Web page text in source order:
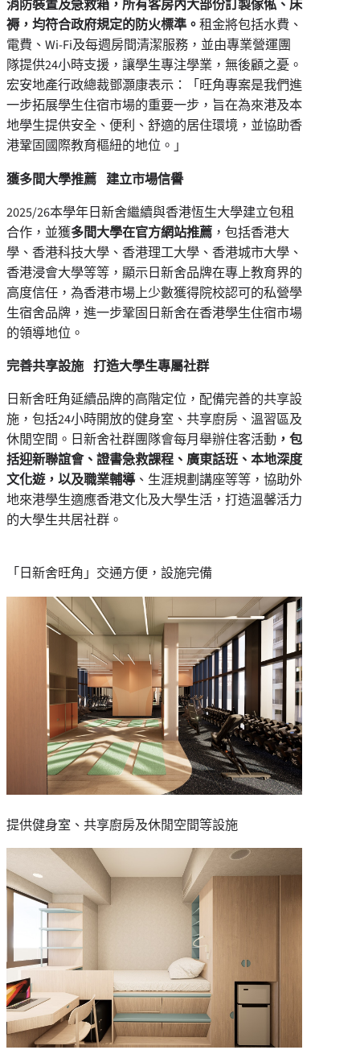
消防裝置及急救箱，所有客房內大部份訂製傢俬、床
褥，均符合政府規定的防火標準。租金將包括水費、
電費、Wi-Fi及每週房間清潔服務，並由專業營運團
隊提供24小時支援，讓學生專注學業，無後顧之憂。
宏安地產行政總裁鄧灝康表示：「旺角專案是我們進
一步拓展學生住宿市場的重要一步，旨在為來港及本
地學生提供安全、便利、舒適的居住環境，並協助香
港鞏固國際教育樞紐的地位。」
獲多間大學推薦 建立市場信譽
2025/26本學年日新舍繼續與香港恆生大學建立包租
合作，並獲多間大學在官方網站推薦 ，包括香港大
學、香港科技大學、香港理工大學、香港城市大學、
香港浸會大學等等，顯示日新舍品牌在專上教育界的
高度信任，為香港市場上少數獲得院校認可的私營學
生宿舍品牌，進一步鞏固日新舍在香港學生住宿市場
的領導地位。
完善共享設施 打造大學生專屬社群
日新舍旺角延續品牌的高階定位，配備完善的共享設
施，包括24小時開放的健身室、共享廚房、溫習區及
休閒空間。日新舍社群團隊會每月舉辦住客活動 ，包
括迎新聯誼會、證書急救課程、廣東話班、本地深度
文化遊， 以及職業輔導、生涯規劃講座等等，協助外
地來港學生適應香港文化及大學生活，打造溫馨活力
的大學生共居社群。
「日新舍旺角」交通方便，設施完備
提供健身室、共享廚房及休閒空間等設施